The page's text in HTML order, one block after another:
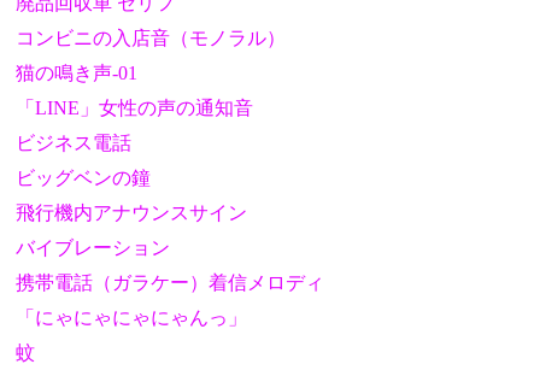
コンビニの入店音（モノラル）
猫の鳴き声-01
「LINE」女性の声の通知音
ビジネス電話
ビッグベンの鐘
飛行機内アナウンスサイン
バイブレーション
携帯電話（ガラケー）着信メロディ
「にゃにゃにゃにゃんっ」
蚊